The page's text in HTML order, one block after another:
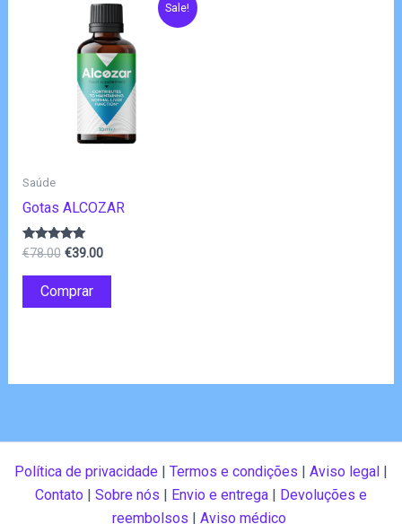
Sale!
Saúde
Gotas ALCOZAR
Avaliação
de 5
€78.00 O
original
era:
€39.00O
Comprar
Política de privacidade | Termos e condições | Aviso legal |
Contato | Sobre nós | Envio e entrega | Devoluções e
reembolsos | Aviso médico